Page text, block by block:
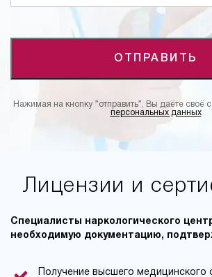
ОТПРАВИТЬ
Нажимая на кнопку ”отправить”, Вы даёте своё
персональных данных
Лицензии и
Специалисты наркологического
необходимую документацию,
Получение высшего медицинского